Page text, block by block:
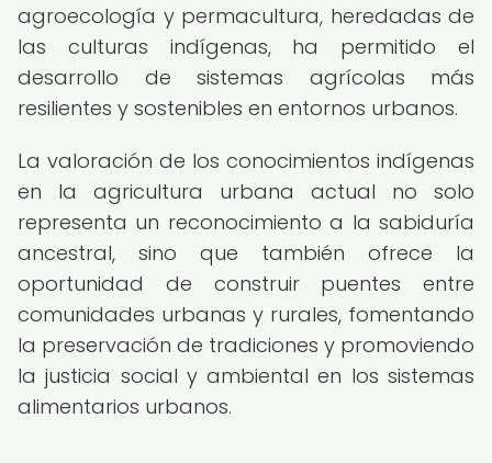
agroecología y permacultura, heredadas de
las culturas indígenas, ha permitido el
desarrollo de sistemas agrícolas más
resilientes y sostenibles en entornos urbanos.
La valoración de los conocimientos indígenas
en la agricultura urbana actual no solo
representa un reconocimiento a la sabiduría
ancestral, sino que también ofrece la
oportunidad de construir puentes entre
comunidades urbanas y rurales, fomentando
la preservación de tradiciones y promoviendo
la justicia social y ambiental en los sistemas
alimentarios urbanos.